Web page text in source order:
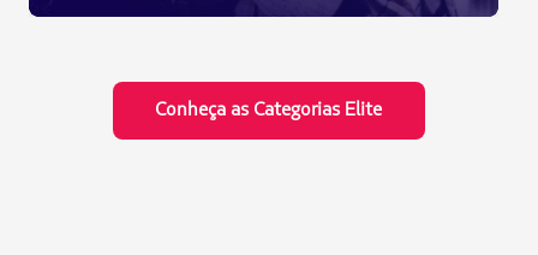
Conheça as Categorias Elite